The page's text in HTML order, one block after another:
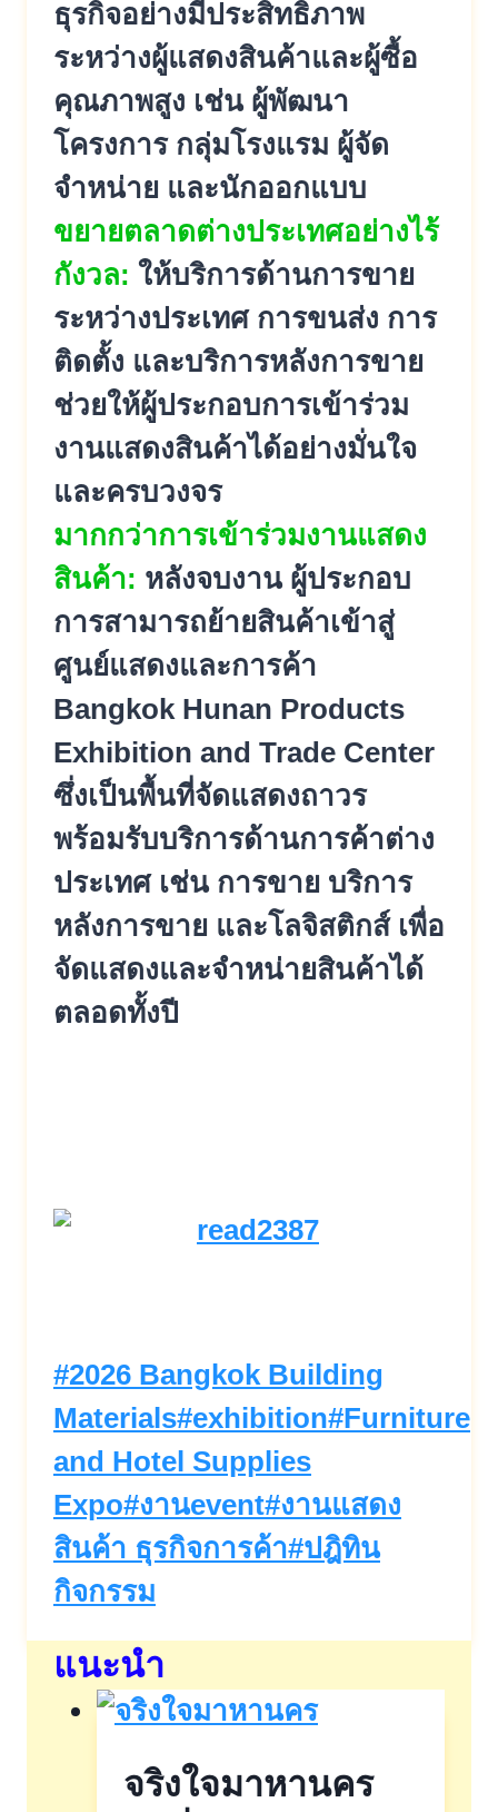
ธุรกิจอย่างมีประสิทธิภาพ
ระหว่างผู้แสดงสินค้าและผู้ซื้อ
คุณภาพสูง เช่น ผู้พัฒนา
โครงการ กลุ่มโรงแรม ผู้จัด
จำหน่าย และนักออกแบบ
ขยายตลาดต่างประเทศอย่างไร้
กังวล: ให้บริการด้านการขาย
ระหว่างประเทศ การขนส่ง การ
ติดตั้ง และบริการหลังการขาย
ช่วยให้ผู้ประกอบการเข้าร่วม
งานแสดงสินค้าได้อย่างมั่นใจ
และครบวงจร
มากกว่าการเข้าร่วมงานแสดง
สินค้า: หลังจบงาน ผู้ประกอบ
การสามารถย้ายสินค้าเข้าสู่
ศูนย์แสดงและการค้า
Bangkok Hunan Products
Exhibition and Trade Center
ซึ่งเป็นพื้นที่จัดแสดงถาวร
พร้อมรับบริการด้านการค้าต่าง
ประเทศ เช่น การขาย บริการ
หลังการขาย และโลจิสติกส์ เพื่อ
จัดแสดงและจำหน่ายสินค้าได้
ตลอดทั้งปี
Post
Tags:
#2026 Bangkok Building
Materials#exhibition#Furniture
and Hotel Supplies
Expo#งานevent#งานแสดง
สินค้า ธุรกิจการค้า#ปฎิทิน
กิจกรรม
แนะนำ
จริงใจมาหานคร